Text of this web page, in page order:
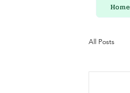
Home
All Posts